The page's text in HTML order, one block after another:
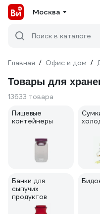
Москва
Поиск в каталоге
Главная / Офис и дом /
Товары для
13633 товара
Пищевые
контейнеры
Банки для
сыпучих
продуктов